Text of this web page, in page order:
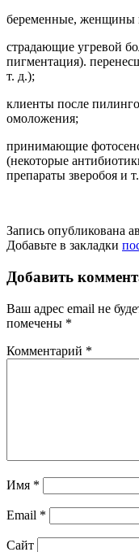
беременные, женщины
страдающие угревой
пигментация).
т. д.);
клиенты после
омоложения;
принимающие
(некоторые
препараты зверобоя и
Запись опубликована
Добавьте в закладки
Добавить
Ваш адрес email не
помечены *
Комментарий *
Имя *
Email *
Сайт